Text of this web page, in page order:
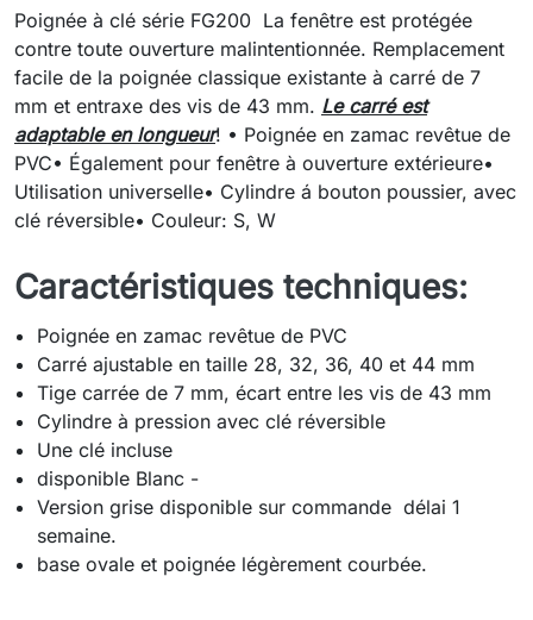
Poignée à clé série FG200 La fenêtre est protégée
contre toute ouverture malintentionnée. Remplacement
facile de la poignée classique existante à carré de 7
mm et entraxe des vis de 43 mm. Le carré est
adaptable en longueur! • Poignée en zamac revêtue de
PVC• Également pour fenêtre à ouverture extérieure•
Utilisation universelle• Cylindre á bouton poussier, avec
clé réversible• Couleur: S, W
Caractéristiques techniques:
Poignée en zamac revêtue de PVC
Carré ajustable en taille 28, 32, 36, 40 et 44 mm
Tige carrée de 7 mm, écart entre les vis de 43 mm
Cylindre à pression avec clé réversible
Une clé incluse
disponible Blanc -
Version grise disponible sur commande délai 1
semaine.
base ovale et poignée légèrement courbée.